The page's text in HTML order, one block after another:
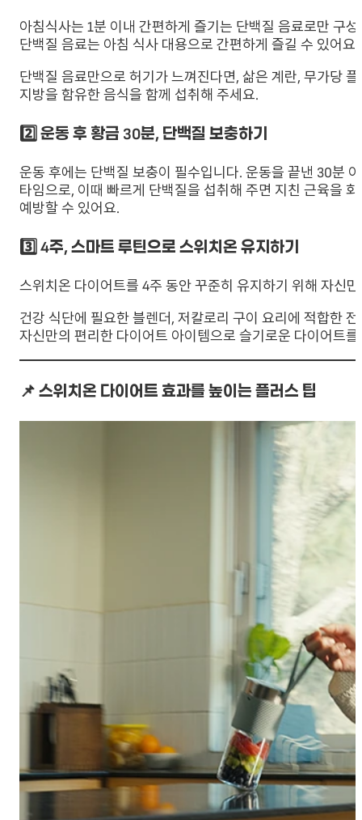
아침식사는 1분 이내 간편하게 즐기는 단백질 음료로만 구
단백질 음료는 아침 식사 대용으로 간편하게 즐길 수 있어요.
단백질 음료만으로 허기가 느껴진다면, 삶은 계란, 무가당
지방을 함유한 음식을 함께 섭취해 주세요.
2️⃣ 운동 후 황금 30분, 단백질 보충하기
운동 후에는 단백질 보충이 필수입니다. 운동을 끝낸 30분
타임으로, 이때 빠르게 단백질을 섭취해 주면 지친 근육을
예방할 수 있어요.
3️⃣ 4주, 스마트 루틴으로 스위치온 유지하기
스위치온 다이어트를 4주 동안 꾸준히 유지하기 위해 자신
건강 식단에 필요한 블렌더, 저칼로리 구이 요리에 적합한
자신만의 편리한 다이어트 아이템으로 슬기로운 다이어트
📌 스위치온 다이어트 효과를 높이는 플러스 팁